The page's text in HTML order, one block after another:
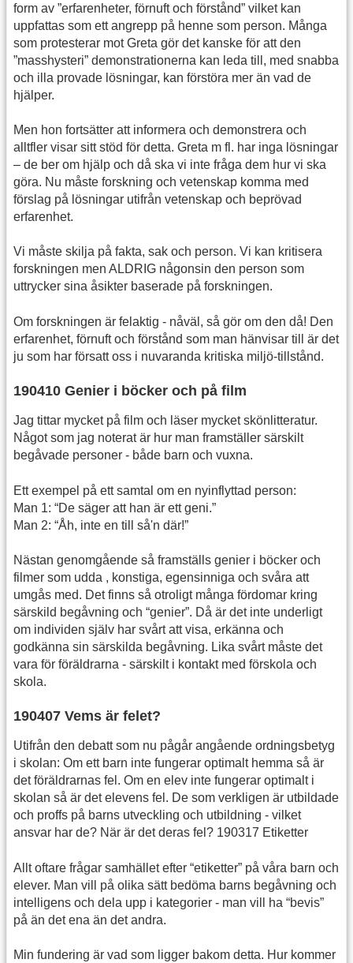
form av ”erfarenheter, förnuft och förstånd” vilket kan
uppfattas som ett angrepp på henne som person. Många
som protesterar mot Greta gör det kanske för att den
”masshysteri” demonstrationerna kan leda till, med snabba
och illa provade lösningar, kan förstöra mer än vad de
hjälper.
Men hon fortsätter att informera och demonstrera och
alltfler visar sitt stöd för detta. Greta m fl. har inga lösningar
– de ber om hjälp och då ska vi inte fråga dem hur vi ska
göra. Nu måste forskning och vetenskap komma med
förslag på lösningar utifrån vetenskap och beprövad
erfarenhet.
Vi måste skilja på fakta, sak och person. Vi kan kritisera
forskningen men ALDRIG någonsin den person som
uttrycker sina åsikter baserade på forskningen.
Om forskningen är felaktig - nåväl, så gör om den då! Den
erfarenhet, förnuft och förstånd som man hänvisar till är det
ju som har försatt oss i nuvaranda kritiska miljö-tillstånd.
190410 Genier i böcker och på film
Jag tittar mycket på film och läser mycket skönlitteratur.
Något som jag noterat är hur man framställer särskilt
begåvade personer - både barn och vuxna.
Ett exempel på ett samtal om en nyinflyttad person:
Man 1: “De säger att han är ett geni.”
Man 2: “Åh, inte en till så'n där!”
Nästan genomgående så framställs genier i böcker och
filmer som udda , konstiga, egensinniga och svåra att
umgås med. Det finns så otroligt många fördomar kring
särskild begåvning och “genier”. Då är det inte underligt
om individen själv har svårt att visa, erkänna och
godkänna sin särskilda begåvning. Lika svårt måste det
vara för föräldrarna - särskilt i kontakt med förskola och
skola.
190407 Vems är felet?
Utifrån den debatt som nu pågår angående ordningsbetyg
i skolan: Om ett barn inte fungerar optimalt hemma så är
det föräldrarnas fel. Om en elev inte fungerar optimalt i
skolan så är det elevens fel. De som verkligen är utbildade
och proffs på barns utveckling och utbildning - vilket
ansvar har de? När är det deras fel? 190317 Etiketter
Allt oftare frågar samhället efter “etiketter” på våra barn och
elever. Man vill på olika sätt bedöma barns begåvning och
intelligens och dela upp i kategorier - man vill ha “bevis”
på än det ena än det andra.
Min fundering är vad som ligger bakom detta. Hur kommer